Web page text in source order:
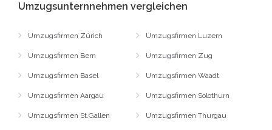
Umzugsunternnehmen vergleichen
Umzugsfirmen Zürich
Umzugsfirmen Bern
Umzugsfirmen Basel
Umzugsfirmen Aargau
Umzugsfirmen St.Gallen
Umzugsfirmen Luzern
Umzugsfirmen Zug
Umzugsfirmen Waadt
Umzugsfirmen Solothurn
Umzugsfirmen Thurgau